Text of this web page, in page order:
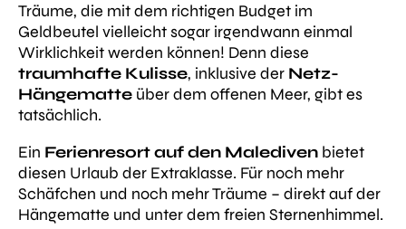
Träume, die mit dem richtigen Budget im
Geldbeutel vielleicht sogar irgendwann einmal
Wirklichkeit werden können! Denn diese
traumhafte Kulisse, inklusive der Netz-
Hängematte über dem offenen Meer, gibt es
tatsächlich.
Ein Ferienresort auf den Malediven bietet
diesen Urlaub der Extraklasse. Für noch mehr
Schäfchen und noch mehr Träume – direkt auf der
Hängematte und unter dem freien Sternenhimmel.